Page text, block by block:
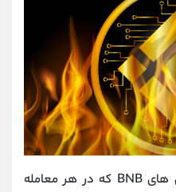
میزان توکن‌ های BNB که در هر معامله